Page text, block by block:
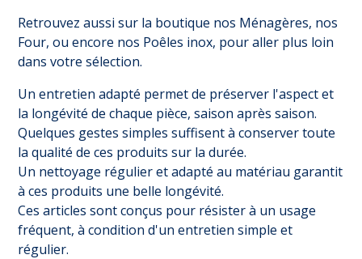
Retrouvez aussi sur la boutique nos Ménagères, nos
Four, ou encore nos Poêles inox, pour aller plus loin
dans votre sélection.
Un entretien adapté permet de préserver l'aspect et
la longévité de chaque pièce, saison après saison.
Quelques gestes simples suffisent à conserver toute
la qualité de ces produits sur la durée.
Un nettoyage régulier et adapté au matériau garantit
à ces produits une belle longévité.
Ces articles sont conçus pour résister à un usage
fréquent, à condition d'un entretien simple et
régulier.